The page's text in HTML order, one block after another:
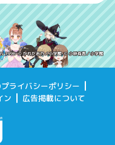
ライバシーポリシー
ン
広告掲載について